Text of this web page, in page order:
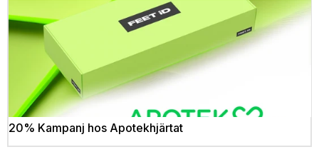
20% Kampanj hos Apotekhjärtat